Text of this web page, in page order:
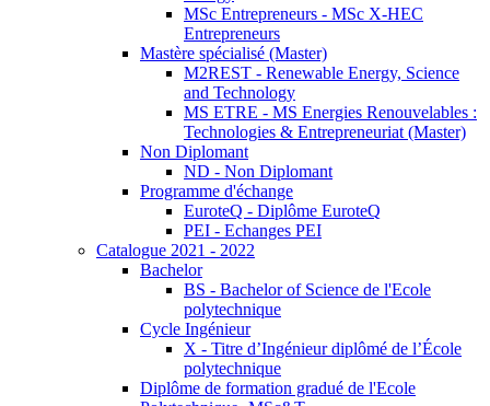
MSc Entrepreneurs - MSc X-HEC
Entrepreneurs
Mastère spécialisé (Master)
M2REST - Renewable Energy, Science
and Technology
MS ETRE - MS Energies Renouvelables :
Technologies & Entrepreneuriat (Master)
Non Diplomant
ND - Non Diplomant
Programme d'échange
EuroteQ - Diplôme EuroteQ
PEI - Echanges PEI
Catalogue 2021 - 2022
Bachelor
BS - Bachelor of Science de l'Ecole
polytechnique
Cycle Ingénieur
X - Titre d’Ingénieur diplômé de l’École
polytechnique
Diplôme de formation gradué de l'Ecole